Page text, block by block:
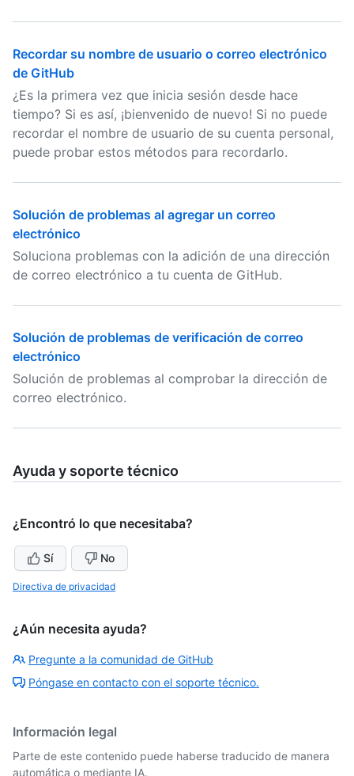
Recordar su nombre de usuario o correo electrónico
de GitHub
¿Es la primera vez que inicia sesión desde hace
tiempo? Si es así, ¡bienvenido de nuevo! Si no puede
recordar el nombre de usuario de su cuenta personal,
puede probar estos métodos para recordarlo.
Solución de problemas al agregar un correo
electrónico
Soluciona problemas con la adición de una dirección
de correo electrónico a tu cuenta de GitHub.
Solución de problemas de verificación de correo
electrónico
Solución de problemas al comprobar la dirección de
correo electrónico.
Ayuda y soporte técnico
¿Encontró lo que necesitaba?
Sí No
Directiva de privacidad
¿Aún necesita ayuda?
Pregunte a la comunidad de GitHub
Póngase en contacto con el soporte técnico.
Información legal
Parte de este contenido puede haberse traducido de manera
automática o mediante IA.